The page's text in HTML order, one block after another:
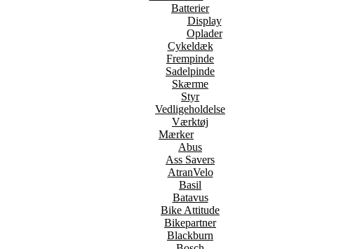
Batterier
Display
Oplader
Cykeldæk
Frempinde
Sadelpinde
Skærme
Styr
Vedligeholdelse
Værktøj
Mærker
Abus
Ass Savers
AtranVelo
Basil
Batavus
Bike Attitude
Bikepartner
Blackburn